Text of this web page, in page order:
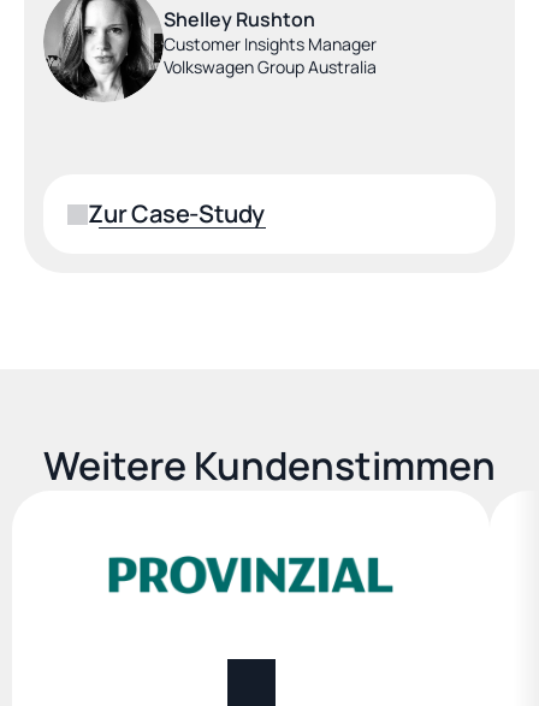
Shelley Rushton
Customer Insights Manager
Volkswagen Group Australia
Zur Case-Study
Weitere Kundenstimmen